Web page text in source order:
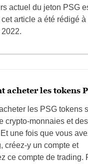
actuel du jeton PSG
article a été rédigé
acheter les tokens
les PSG tokens
crypto-monnaies et
une fois que vous
créez-y un compte et
ce compte de trading.